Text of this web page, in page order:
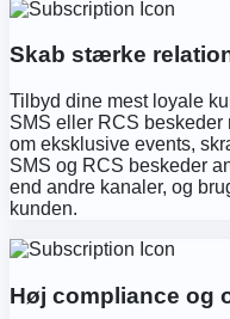
Skab stærke
Tilbyd dine mest loyale
SMS eller RCS beskeder
om eksklusive events,
SMS og RCS beskeder
end andre kanaler, og
kunden.
Høj compliance og